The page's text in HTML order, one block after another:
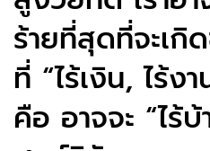
ร้ายที่สุดที่จะเ
ที่ “ไร้เงิน, ไร้ง
คือ อาจจะ “ไร้